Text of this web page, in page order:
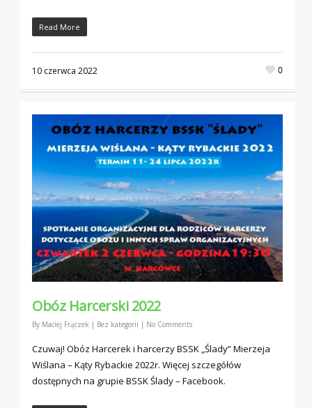
Read More
10 czerwca 2022 0
Obóz Harcerski 2022
By Maciej Frączek | Bez kategorii | No Comments
Czuwaj! Obóz Harcerek i harcerzy BSSK „Ślady” Mierzeja
Wiślana – Kąty Rybackie 2022r. Więcej szczegółów
dostępnych na grupie BSSK Ślady – Facebook.